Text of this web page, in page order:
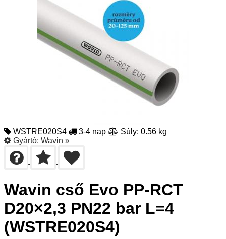
WSTRE020S4 3-4 nap
Súly: 0.56 kg
Gyártó: Wavin »
Wavin cső Evo PP-RCT
D20×2,3 PN22 bar L=4
(WSTRE020S4)